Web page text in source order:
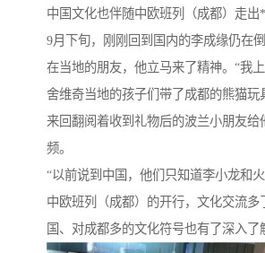
中国文化也伴随中欧班列（成都）走出
9月下旬，刚刚回到国内的李成缘仍在
在当地的朋友，他立马来了精神。“我
舍维奇当地的孩子们带了成都的熊猫玩
来回翻阅着收到礼物后的波兰小朋友给
频。
“以前说到中国，他们只知道李小龙和
中欧班列（成都）的开行，文化交流多
国、对成都多的文化符号也有了深入了